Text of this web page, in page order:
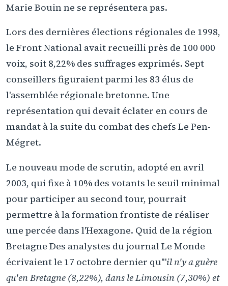
Marie Bouin ne se représentera pas.
Lors des dernières élections régionales de 1998,
le Front National avait recueilli près de 100 000
voix, soit 8,22% des suffrages exprimés. Sept
conseillers figuraient parmi les 83 élus de
l'assemblée régionale bretonne. Une
représentation qui devait éclater en cours de
mandat à la suite du combat des chefs Le Pen-
Mégret.
Le nouveau mode de scrutin, adopté en avril
2003, qui fixe à 10% des votants le seuil minimal
pour participer au second tour, pourrait
permettre à la formation frontiste de réaliser
une percée dans l'Hexagone. Quid de la région
Bretagne Des analystes du journal Le Monde
écrivaient le 17 octobre dernier qu'"il n'y a guère
qu'en Bretagne (8,22%), dans le Limousin (7,30%) et